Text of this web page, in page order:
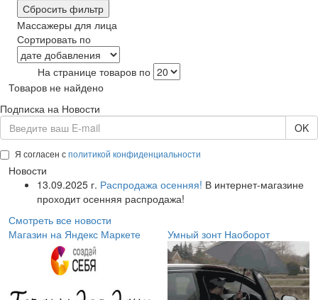
Сбросить фильтр
Массажеры для лица
Сортировать по
На странице товаров по
Товаров не найдено
Подписка на Новости
OK
Я согласен сполитикой конфиденциальности
Новости
13.09.2025 г. Распродажа осенняя! В интернет-магазине
проходит осенняя распродажа!
Смотреть все новости
Магазин на Яндекс Маркете
Умный зонт Наоборот